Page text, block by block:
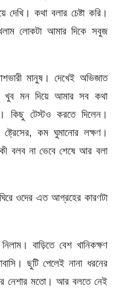
কথা বলার চেষ্টা করি।
লোকটা আমার দিকে সবুজ
মানুষ। দেখেই অভিজাত
খুব মন দিয়ে আমার সব কথা
কিছু টেস্টও করতে দিলেন।
কম ঘুমানোর লক্ষণ।
বলব না ভেবে শেষে আর বলা
ওদের এত আগ্রহের কারণটা
বাড়িতে বেশ খানিকক্ষণ
ছুটি পেলেই নানা ধরনের
নেশার মতো। আর বলতে নেই